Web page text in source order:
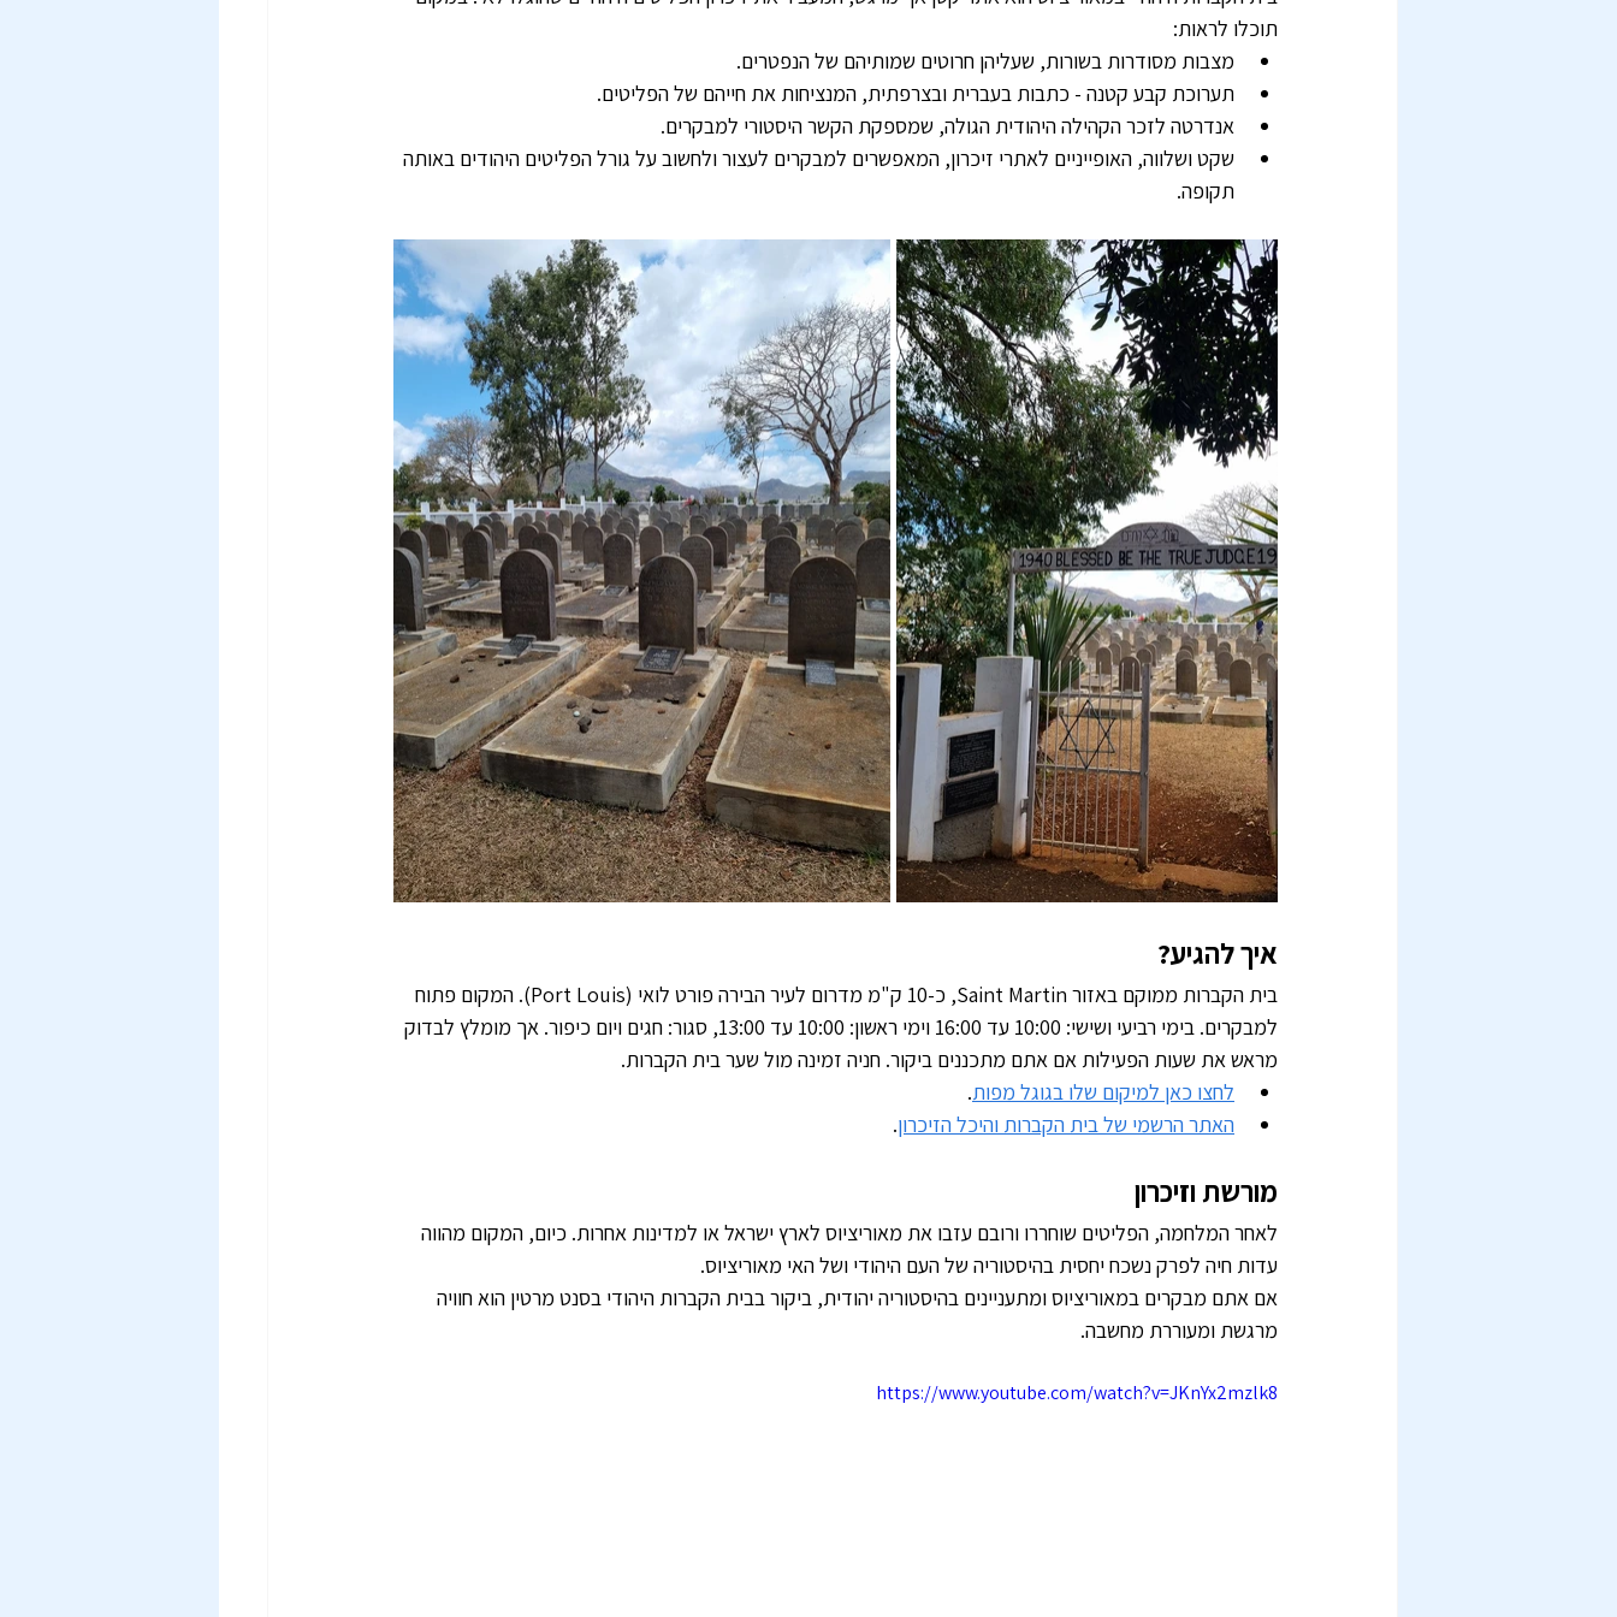
תוכלו לראות:
מצבות מסודרות בשורות, שעליהן חרוטים שמותיהם של הנפטרים.
תערוכת קבע קטנה - כתבות בעברית ובצרפתית, המנציחות את חייהם של הפליטים.
אנדרטה לזכר הקהילה היהודית הגולה, שמספקת הקשר היסטורי למבקרים.
שקט ושלווה, האופייניים לאתרי זיכרון, המאפשרים למבקרים לעצור ולחשוב על גורל הפליטים היהודים באותה
תקופה.
איך להגיע?
בית הקברות ממוקם באזור Saint Martin, כ-10 ק"מ מדרום לעיר הבירה פורט לואי (Port Louis). המקום פתוח
למבקרים. בימי רביעי ושישי: 10:00 עד 16:00 וימי ראשון: 10:00 עד 13:00, סגור: חגים ויום כיפור. אך מומלץ לבדוק
מראש את שעות הפעילות אם אתם מתכננים ביקור. חניה זמינה מול שער בית הקברות.
לחצו כאן למיקום שלו בגוגל מפות.
האתר הרשמי של בית הקברות והיכל הזיכרון.
מורשת וזיכרון
לאחר המלחמה, הפליטים שוחררו ורובם עזבו את מאוריציוס לארץ ישראל או למדינות אחרות. כיום, המקום מהווה
עדות חיה לפרק נשכח יחסית בהיסטוריה של העם היהודי ושל האי מאוריציוס.
אם אתם מבקרים במאוריציוס ומתעניינים בהיסטוריה יהודית, ביקור בבית הקברות היהודי בסנט מרטין הוא חוויה
מרגשת ומעוררת מחשבה.
https://www.youtube.com/watch?v=JKnYx2mzlk8